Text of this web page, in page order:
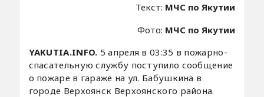
Текст: МЧС по Якутии
Фото: МЧС по Якутии
YAKUTIA.INFO. 5 апреля в 03:35 в пожарно-
спасательную службу поступило сообщение
о пожаре в гараже на ул. Бабушкина в
городе Верхоянск Верхоянского района.